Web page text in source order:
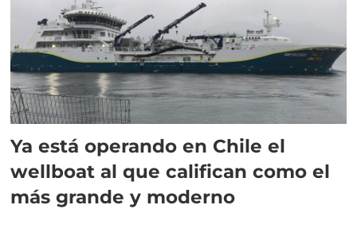
Ya está operando en Chile el
wellboat al que califican como el
más grande y moderno